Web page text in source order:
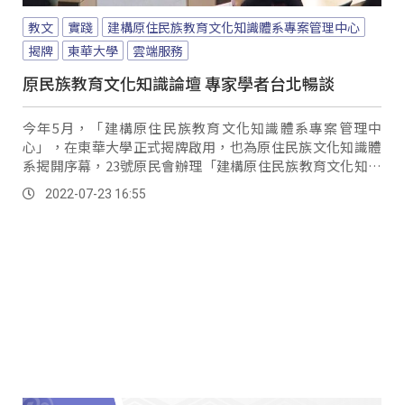
教文 實踐
建構原住民族教育文化知識體系專案管理中心
揭牌
東華大學 雲端服務
原民族教育文化知識論壇 專家學者台北暢談
今年5月，「建構原住民族教育文化知識體系專案管理中
心」，在東華大學正式揭牌啟用，也為原住民族文化知識體
系揭開序幕，23號原民會辦理「建構原住民族教育文化知識
體系論壇」，推動知識建構、知識實踐跟雲端服務的中長期
三大策略。
2022-07-23 16:55